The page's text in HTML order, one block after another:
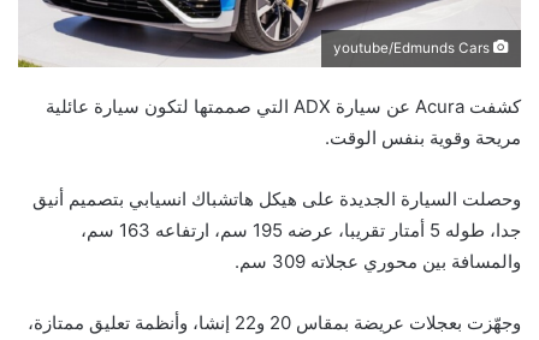
كشفت Acura عن سيارة ADX التي صممتها لتكون سيارة عائلية
مريحة وقوية بنفس الوقت.
وحصلت السيارة الجديدة على هيكل هاتشباك انسيابي بتصميم أنيق
جدا، طوله 5 أمتار تقريبا، عرضه 195 سم، ارتفاعه 163 سم،
والمسافة بين محوري عجلاته 309 سم.
وجهّزت بعجلات عريضة بمقاس 20 و22 إنشا، وأنظمة تعليق ممتازة،